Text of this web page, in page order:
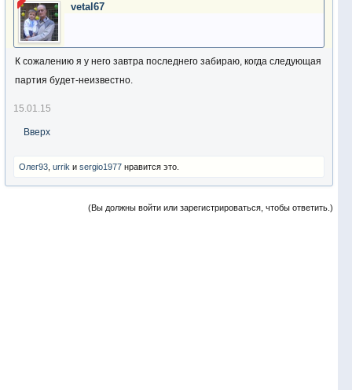
vetal67
К сожалению я у него завтра последнего забираю, когда следующая
партия будет-неизвестно.
15.01.15
Вверх
Олег93 urrik и sergio1977 нравится это.
(Вы должны войти или зарегистрироваться, чтобы ответить.)